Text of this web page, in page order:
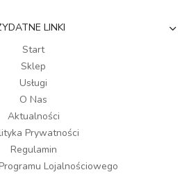
LINKI
Start
Sklep
Usługi
O Nas
Aktualności
Prywatności
Regulamin
Lojalnościowego